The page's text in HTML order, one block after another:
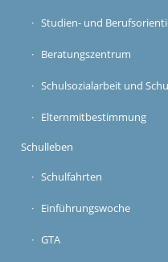
Studien- und
Beratungszentrum
Schulsozialarbeit und
Elternmitbestimmung
Schulleben
Schulfahrten
Einführungswoche
GTA